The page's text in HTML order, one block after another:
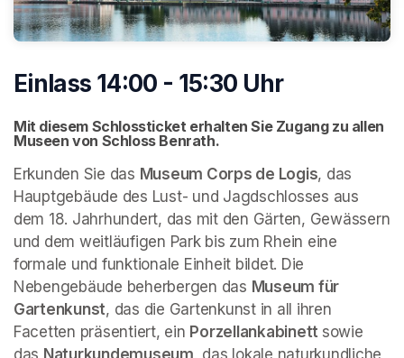
Einlass 14:00 - 15:30 Uhr
Mit diesem Schlossticket erhalten Sie Zugang zu allen
Museen von Schloss Benrath.
Erkunden Sie das Museum Corps de Logis, das
Hauptgebäude des Lust- und Jagdschlosses aus
dem 18. Jahrhundert, das mit den Gärten, Gewässern
und dem weitläufigen Park bis zum Rhein eine
formale und funktionale Einheit bildet. Die
Nebengebäude beherbergen das Museum für
Gartenkunst, das die Gartenkunst in all ihren
Facetten präsentiert, ein Porzellankabinett sowie
das Naturkundemuseum, das lokale naturkundliche